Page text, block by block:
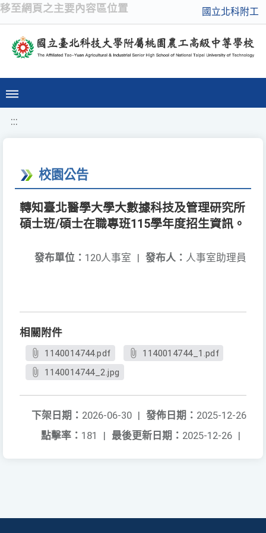
移至網頁之主要內容區位置 國立北科附工
:::
校園公告
轉知臺北醫學大學大數據科技及管理研究所
碩士班/碩士在職專班115學年度招生資訊。
發布人： 人事室助理員
發布單位： 120人事室 |
相關附件
1140014744.pdf
1140014744_1.pdf
1140014744_2.jpg
發佈日期： 2025-12-26
下架日期： 2026-06-30 |
最後更新日期： 2025-12-26 |
點擊率： 181 |